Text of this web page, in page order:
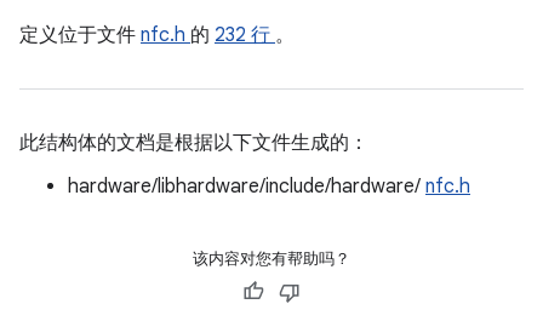
定义位于文件 nfc.h 的 232 行 。
此结构体的文档是根据以下文件生成的：
hardware/libhardware/include/hardware/ nfc.h
该内容对您有帮助吗？